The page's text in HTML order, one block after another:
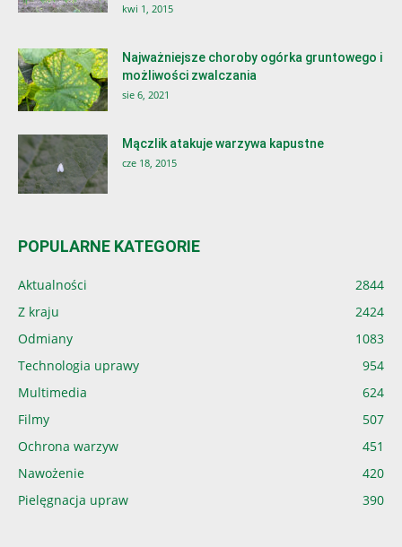
kwi 1, 2015
Najważniejsze choroby ogórka gruntowego i
możliwości zwalczania
sie 6, 2021
Mączlik atakuje warzywa kapustne
cze 18, 2015
POPULARNE KATEGORIE
Aktualności
2844
Z kraju
2424
Odmiany
1083
Technologia uprawy
954
Multimedia
624
Filmy
507
Ochrona warzyw
451
Nawożenie
420
Pielęgnacja upraw
390